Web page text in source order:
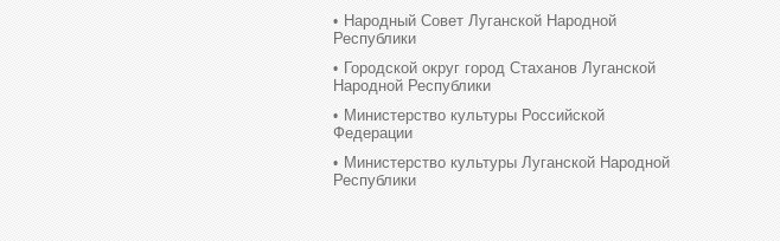
Народный Совет Луганской Народной
Республики
Городской округ город Стаханов Луганской
Народной Республики
Министерство культуры Российской
Федерации
Министерство культуры Луганской Народной
Республики